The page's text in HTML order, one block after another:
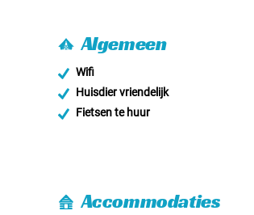
Algemeen
Wifi
Huisdier vriendelijk
Fietsen te huur
Accommodaties